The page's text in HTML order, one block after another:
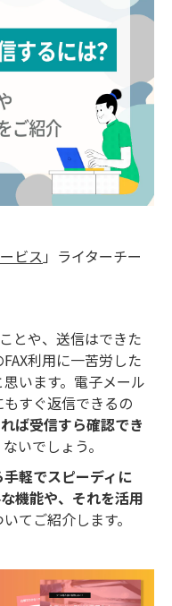
ビス 」ライターチー
とや、送信はできた
利用に一苦労した
います。電子メール
すぐ返信できるの
ば受信すら確認でき
いでしょう。
軽でスピーディに
機能や、それを活用
てご紹介します。